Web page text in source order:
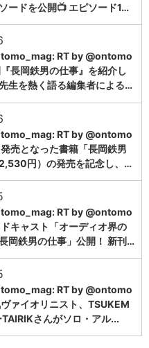
ードを公開📺 エピソード1…
RT by @ontomo
『長岡鉄男の仕事』を紹介し
生を熱く語る編集者による…
RT by @ontomo
発売となった書籍「長岡鉄男
円）の発売を記念し、…
RT by @ontomo
ドキャスト「オーディオ界の
岡鉄男の仕事」公開！ 新刊…
RT by @ontomo
ヴァイオリニスト、TSUKEM
さんがソロ・アル...